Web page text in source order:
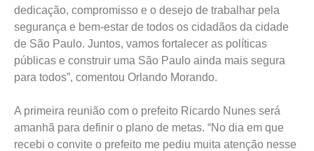
dedicação, compromisso e o desejo de trabalhar pela
segurança e bem-estar de todos os cidadãos da cidade
de São Paulo. Juntos, vamos fortalecer as políticas
públicas e construir uma São Paulo ainda mais segura
para todos”, comentou Orlando Morando.
A primeira reunião com o prefeito Ricardo Nunes será
amanhã para definir o plano de metas. “No dia em que
recebi o convite o prefeito me pediu muita atenção nesse